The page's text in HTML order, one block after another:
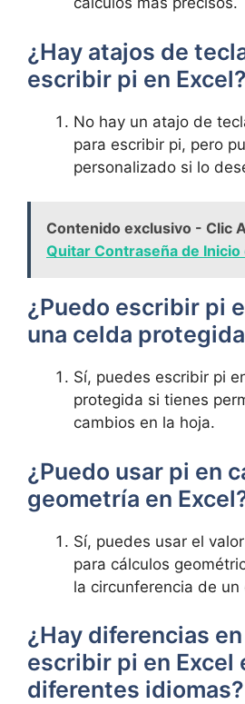
¿Hay atajos de
escribir pi en Excel?
No hay un atajo de
para escribir pi, pero
personalizado si lo
Contenido exclusivo - Clic
Quitar Contraseña de
¿Puedo escribir pi
una celda
Sí, puedes escribir pi
protegida si tienes
cambios en la hoja.
¿Puedo usar pi en
geometría en
Sí, puedes usar el
para cálculos
la circunferencia de un
¿Hay diferencias
escribir pi en Excel
diferentes idiomas?